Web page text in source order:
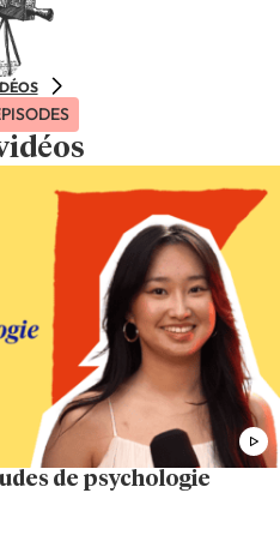
de psychologie